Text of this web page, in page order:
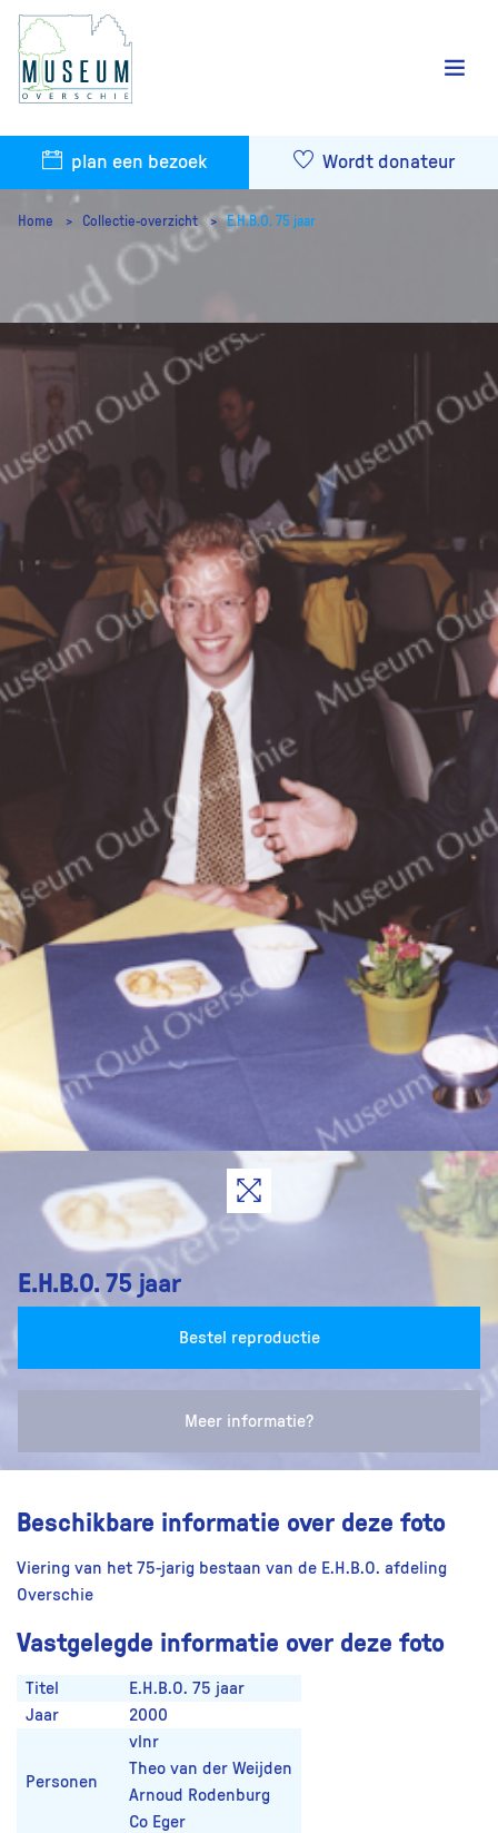
plan een bezoek Wordt donateur
Home Collectie-overzicht E.H.B.O. 75 jaar
E.H.B.O. 75 jaar
Bestel reproductie
Meer informatie?
Beschikbare informatie over deze foto
Viering van het 75-jarig bestaan van de E.H.B.O. afdeling
Overschie
Vastgelegde informatie over deze foto
Titel
E.H.B.O. 75 jaar
Jaar
2000
Personen
vlnr
Theo van der Weijden
Arnoud Rodenburg
Co Eger